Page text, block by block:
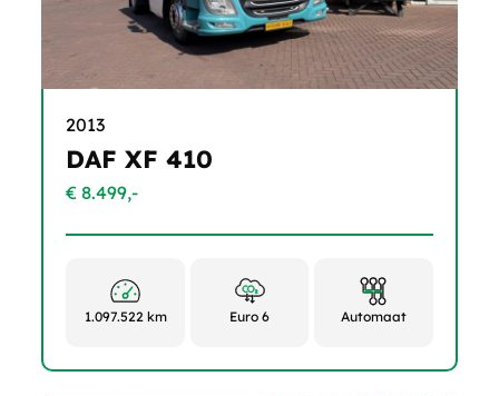
2013
DAF XF 410
€ 8.499,-
1.097.522 km Euro 6 Automaat